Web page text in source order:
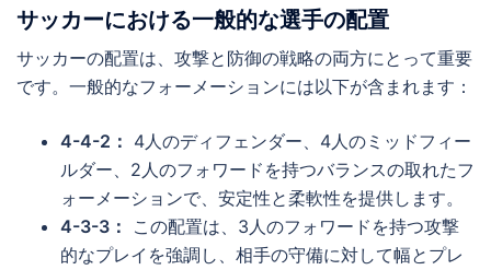
サッカーにおける一般的な選手の配置
サッカーの配置は、攻撃と防御の戦略の両方にとって重要
です。一般的なフォーメーションには以下が含まれます：
4-4-2： 4人のディフェンダー、4人のミッドフィー
ルダー、2人のフォワードを持つバランスの取れたフ
ォーメーションで、安定性と柔軟性を提供します。
4-3-3：
この配置は、3人のフォワードを持つ攻撃
的なプレイを強調し、相手の守備に対して幅とプレ